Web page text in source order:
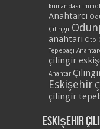
kumandası
Anahtarcı
Çilingir
anahtarı Oto
Tepebaşı
çilingir
Anahtar
Eskişehir
çilingir
Eskişehir